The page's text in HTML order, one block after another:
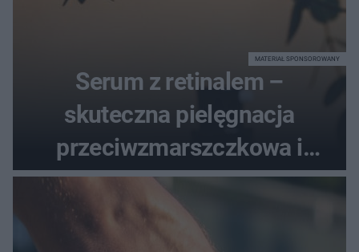
Serum z retinalem –
skuteczna pielęgnacja
przeciwzmarszczkowa i
regenerująca
MATERIAŁ SPONSOROWANY